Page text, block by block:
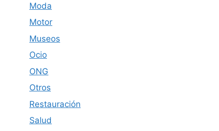
Moda
Motor
Museos
Ocio
ONG
Otros
Restauración
Salud